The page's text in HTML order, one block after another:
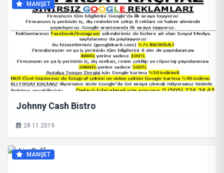
MANŞET
Johnny Cash Bistro
28.11.2019
MANŞET